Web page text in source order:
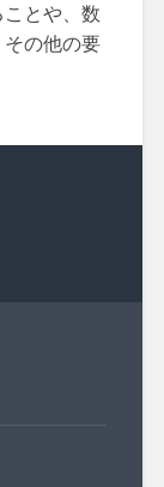
とや、数
の他の要